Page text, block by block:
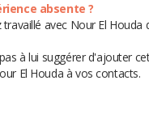
absente ?
travaillé avec Nour El
à lui suggérer d'ajouter
El Houda à vos contacts.